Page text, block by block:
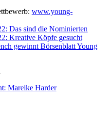
www.young-
Das sind die Nominierten
Kreative Köpfe gesucht
gewinnt Börsenblatt Young
Mareike Harder